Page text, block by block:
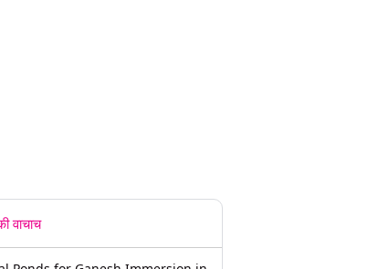
वाचाच